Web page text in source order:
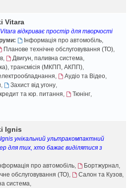
Vitara
відкриває простір для творчості
Інформація про автомобіль,
Планове технічне обслуговування (ТО),
, Двигун, паливна система,
трансмісія (МКПП, АКПП),
, Аудіо та Відео,
, Захист від угону,
та юр. питання, Тюнінг,
Ignis
унікальний ультракомпактний
для тих, хто бажає виділятися з
про автомобіль, Бортжурнал,
обслуговування (ТО), Салон та Кузов,
система,